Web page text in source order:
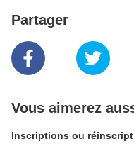
Partager
Vous aimerez
Inscriptions ou